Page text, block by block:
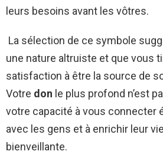
leurs besoins avant les vôtres.
La sélection de ce symbole
une nature altruiste et que vous
satisfaction à être la source de
Votre don le plus profond n’est
votre capacité à vous connecter
avec les gens et à enrichir leur
bienveillante.